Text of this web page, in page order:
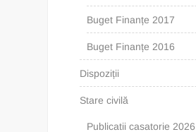
Buget Finanțe 2017
Buget Finanțe 2016
Dispoziții
Stare civilă
Publicatii casatorie 2026